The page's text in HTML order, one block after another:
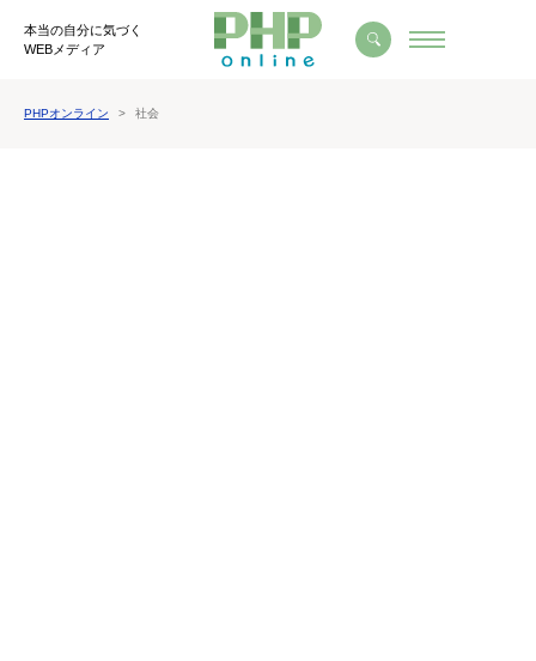
本当の自分に気づく
WEBメディア
PHPオンライン 社会